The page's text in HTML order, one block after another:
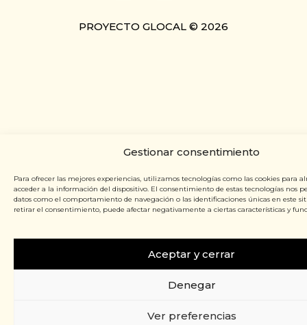
Gestionar consentimiento
Para ofrecer las mejores experiencias, utilizamos tecnologías como las cookies para
acceder a la información del dispositivo. El consentimiento de estas tecnologías nos
datos como el comportamiento de navegación o las identificaciones únicas en este
retirar el consentimiento, puede afectar negativamente a ciertas características y
Aceptar y cerrar
Denegar
Ver preferencias
PROYECTO GLOCAL © 2026